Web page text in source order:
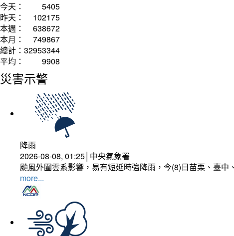
今天：
5405
昨天：
102175
本週：
638672
本月：
749867
總計： 32953344
平均：
9908
災害示警
降雨
2026-08-08, 01:25│中央氣象署
颱風外圍雲系影響，易有短延時強降雨，今(8)日苗栗、臺
more...